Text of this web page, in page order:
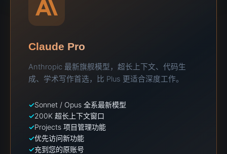
Claude Pro
Anthropic 最新旗舰模型，超长上下文、代码生
成、学术写作首选，比 Plus 更适合深度工作。
Sonnet / Opus 全系最新模型
200K 超长上下文窗口
Projects 项目管理功能
优先访问新功能
充到您的原账号